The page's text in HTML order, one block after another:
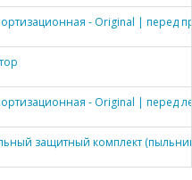
- Original | перед
- Original | перед
защитный комплект